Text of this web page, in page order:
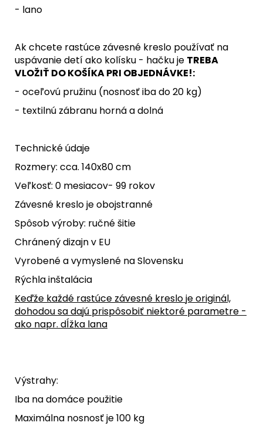
- lano
Ak chcete rastúce závesné kreslo používať na
uspávanie detí ako kolísku - hačku je TREBA
VLOŽIŤ DO KOŠÍKA PRI OBJEDNÁVKE!:
- oceľovú pružinu (nosnosť iba do 20 kg)
- textilnú zábranu horná a dolná
Technické údaje
Rozmery: cca. 140x80 cm
Veľkosť: 0 mesiacov- 99 rokov
Závesné kreslo je obojstranné
Spôsob výroby: ručné šitie
Chránený dizajn v EU
Vyrobené a vymyslené na Slovensku
Rýchla inštalácia
Keďže každé rastúce závesné kreslo je originál,
dohodou sa dajú prispôsobiť niektoré parametre -
ako napr. dĺžka lana
Výstrahy:
Iba na domáce použitie
Maximálna nosnosť je 100 kg